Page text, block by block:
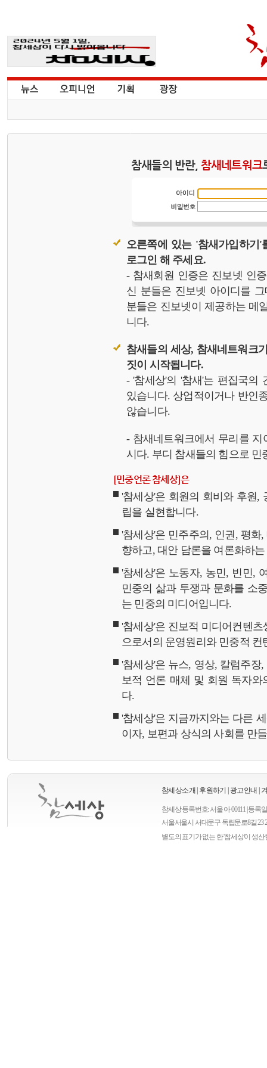
참새들의 반란, 참새네트워크
오른쪽에 있는 '참새가입하기
로그인 해 주세요.
- 참새회원 인증은 진보넷 인
신 분들은 진보넷 아이디를
분들은 진보넷이 제공하는 메
니다.
참새들의 세상, 참새네트워크
짓이 시작됩니다.
- '참세상'의 '참새'는 편집국의
있습니다. 상업적이거나 반인
않습니다.
- 참새네트워크에서 무리를
시다. 부디 참새들의 힘으로 민
[민중언론 참세상]은
'참세상'은 회원의 회비와 후원,
립을 실현합니다.
'참세상'은 민주주의, 인권, 평
향하고, 대안 담론을 여론화하
'참세상'은 노동자, 농민, 빈민,
민중의 삶과 투쟁과 문화를 소
는 민중의 미디어입니다.
'참세상'은 진보적 미디어컨텐
으로서의 운영원리와 민중적
'참세상'은 뉴스, 영상, 칼럼주
보적 언론 매체 및 회원 독자와
다.
'참세상'은 지금까지와는 다른
이자, 보편과 상식의 사회를 만
참세상소개 후원하기 광고안내
참세상 등록번호: 서울 아 00111 | 등록
서울서울시 서대문구 독립문로8길 23
별도의 표기가 없는 한 '참세상'이 생